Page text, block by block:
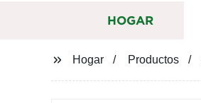
HOGAR
Hogar Productos